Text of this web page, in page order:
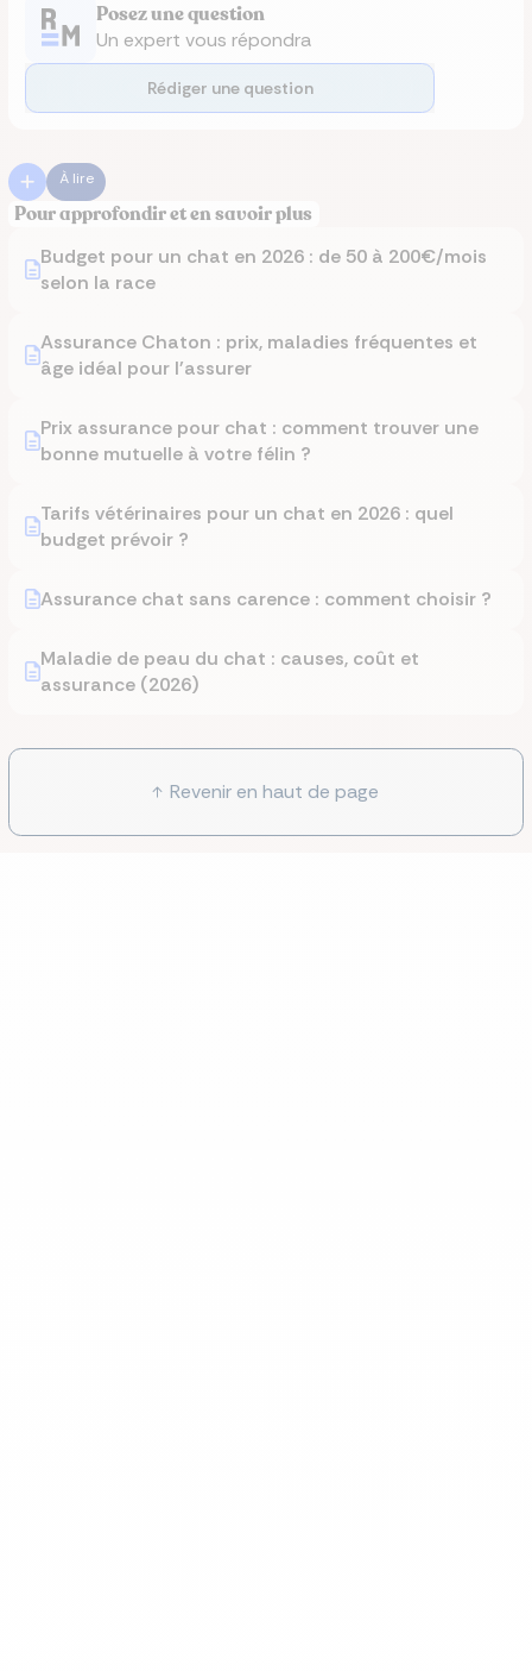
Posez une question
Un expert vous répondra
Rédiger une question
À lire
Pour approfondir et en savoir plus
Budget pour un chat en 2026 : de 50 à 200€/mois
selon la race
Assurance Chaton : prix, maladies fréquentes et
âge idéal pour l'assurer
Prix assurance pour chat : comment trouver une
bonne mutuelle à votre félin ?
Tarifs vétérinaires pour un chat en 2026 : quel
budget prévoir ?
Assurance chat sans carence : comment choisir ?
Maladie de peau du chat : causes, coût et
assurance (2026)
Revenir en haut de page